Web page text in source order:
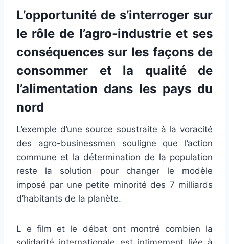
L’opportunité de s’interroger sur
le rôle de l’agro-industrie et ses
conséquences sur les façons de
consommer et la qualité de
l’alimentation dans les pays du
nord
L’exemple d’une source soustraite à la voracité
des agro-businessmen souligne que l’action
commune et la détermination de la population
reste la solution pour changer le modèle
imposé par une petite minorité des 7 milliards
d’habitants de la planète.
L e film et le débat ont montré combien la